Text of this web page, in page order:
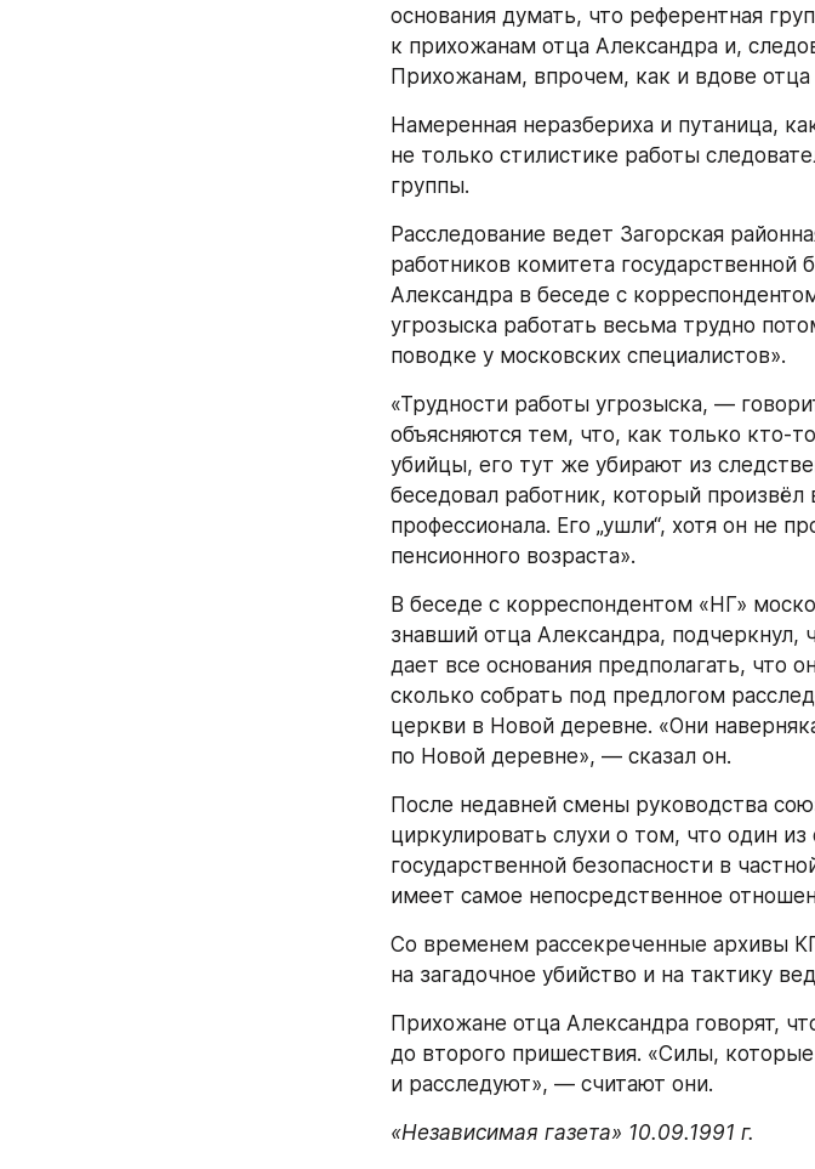
основания думать, что референтная
к прихожанам отца Александра и,
Прихожанам, впрочем, как и вдове
Намеренная неразбериха и путаница,
не только стилистике работы
группы.
Расследование ведет Загорская
работников комитета государственной
Александра в беседе с
угрозыска работать весьма трудно
поводке у московских специалистов».
«Трудности работы угрозыска, —
объясняются тем, что, как только кто-
убийцы, его тут же убирают из
беседовал работник, который произвёл
профессионала. Его „ушли“, хотя он не
пенсионного возраста».
В беседе с корреспондентом «НГ»
знавший отца Александра, подчеркнул,
дает все основания предполагать, что
сколько собрать под предлогом
церкви в Новой деревне. «Они
по Новой деревне», — сказал он.
После недавней смены руководства
циркулировать слухи о том, что один
государственной безопасности в
имеет самое непосредственное
Со временем рассекреченные архивы
на загадочное убийство и на тактику
Прихожане отца Александра говорят,
до второго пришествия. «Силы,
и расследуют», — считают они.
«Независимая газета» 10.09.1991 г.